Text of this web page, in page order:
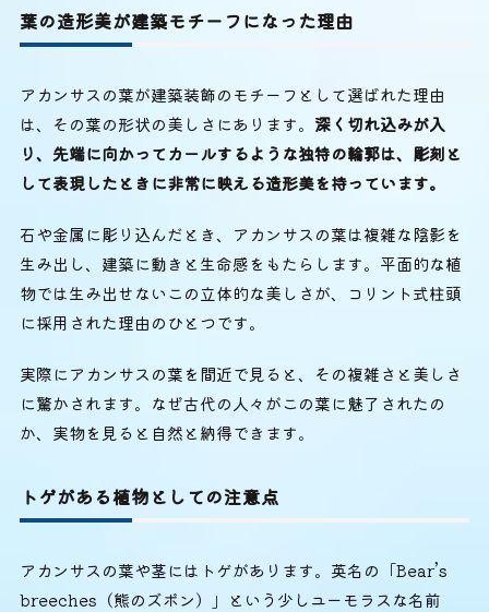
葉の造形美が建築モチーフになった理由
アカンサスの葉が建築装飾のモチーフとして選ばれた理由
は、その葉の形状の美しさにあります。 深く切れ込みが入
り、先端に向かってカールするような独特の輪郭は、彫刻と
して表現したときに非常に映える造形美を持っています。
石や金属に彫り込んだとき、アカンサスの葉は複雑な陰影を
生み出し、建築に動きと生命感をもたらします。平面的な植
物では生み出せないこの立体的な美しさが、コリント式柱頭
に採用された理由のひとつです。
実際にアカンサスの葉を間近で見ると、その複雑さと美しさ
に驚かされます。なぜ古代の人々がこの葉に魅了されたの
か、実物を見ると自然と納得できます。
トゲがある植物としての注意点
アカンサスの葉や茎にはトゲがあります。英名の「Bear’s
breeches（熊のズボン）」という少しユーモラスな名前